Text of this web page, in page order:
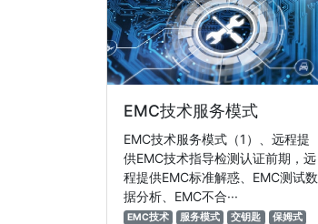
EMC技术服务模式
EMC技术服务模式（1）、远程提
供EMC技术指导检测认证前期，远
程提供EMC标准解惑、EMC测试数
据分析、EMC不合···
EMC技术 服务模式 交钥匙
保姆式